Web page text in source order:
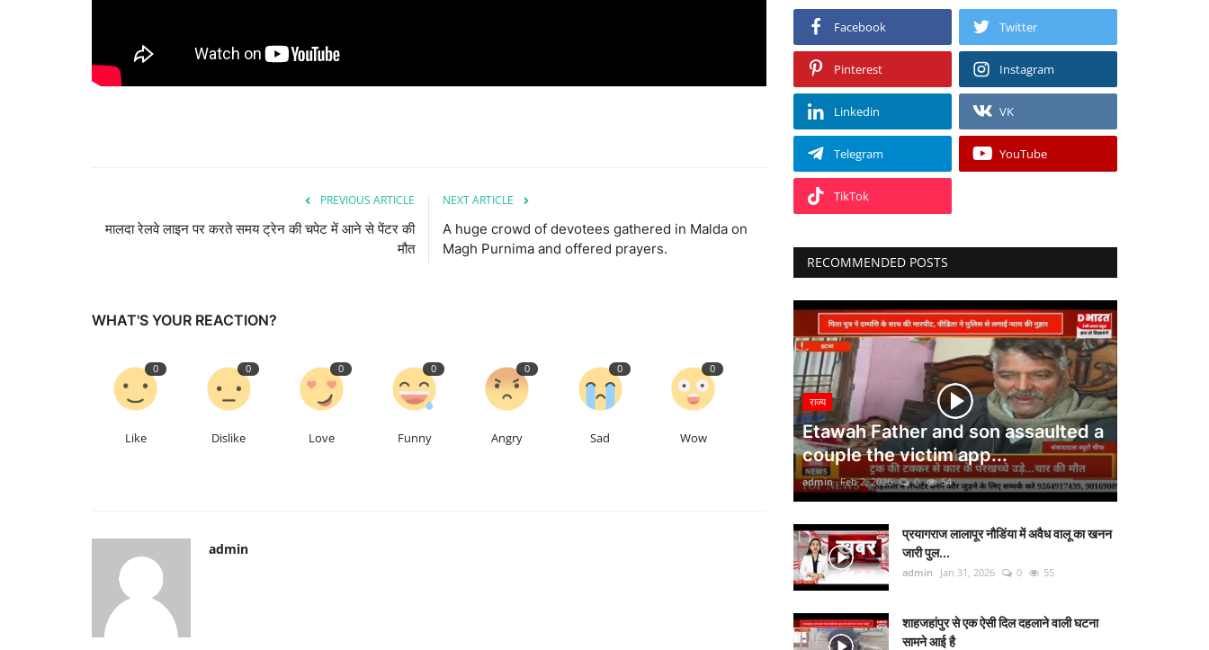
PREVIOUS ARTICLE
मालदा रेलवे लाइन पर करते समय ट्रेन की चपेट में आने से पेंटर की
मौत
NEXT ARTICLE
A huge crowd of devotees gathered in Malda on
Magh Purnima and offered prayers.
WHAT'S YOUR REACTION?
0
Like
0
Dislike
0
Love
0
Funny
0
Angry
0
Sad
0
Wow
admin
Facebook Twitter
Pinterest Instagram
Linkedin VK
Telegram YouTube
TikTok
RECOMMENDED POSTS
राज्य
Etawah Father and son assaulted a
couple the victim app...
admin Feb 2, 2026 0 54
प्रयागराज लालापूर नौडिंया में अवैध वालू का खनन
जारी पुल...
admin Jan 31, 2026 0 55
शाहजहांपुर से एक ऐसी दिल दहलाने वाली घटना
सामने आई है